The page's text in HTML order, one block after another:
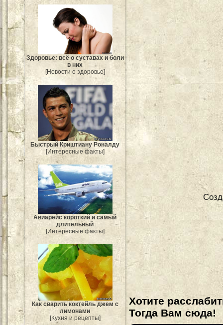
Здоровье: всё о суставах и боли
в них
[Новости о здоровье]
Быстрый Криштиану Роналду
[Интересные факты]
Авиарейс короткий и самый
длительный
[Интересные факты]
Как сварить коктейль джем с
лимонами
[Кухня и рецепты]
Хотите
Тогда Вам сюда!